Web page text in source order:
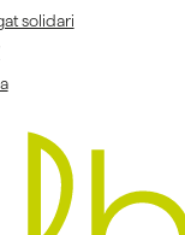
solidari